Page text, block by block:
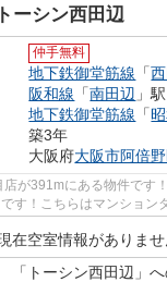
トーシン西田辺
仲手無料
地下鉄御堂筋線 「
阪和線 「南田辺 」
地下鉄御堂筋線 「
築3年
大阪府大阪市阿倍
店が391mにある物件です
す！こちらはマンション
エレベータな...
在空室情報がありませ
「トーシン西田辺」